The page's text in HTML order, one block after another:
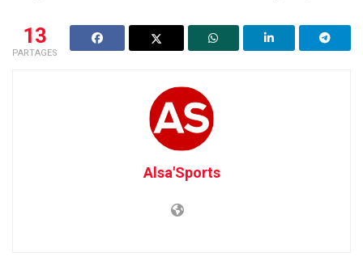
13
PARTAGES
Alsa'Sports